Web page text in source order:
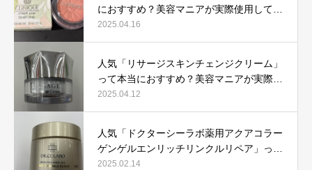
におすすめ？美容マニアが実際使用して口
コミを検証！
2025.04.16
人気「リサージスキンチェンジクリーム」
って本当におすすめ？美容マニアが実際使
用して口コミを検証！
2025.04.12
人気「ドクターシーラボ薬用アクアコラー
ゲンゲルエンリッチリンクルリペア」って
本当におすすめ？美容マニアが実際使用し
2025.02.14